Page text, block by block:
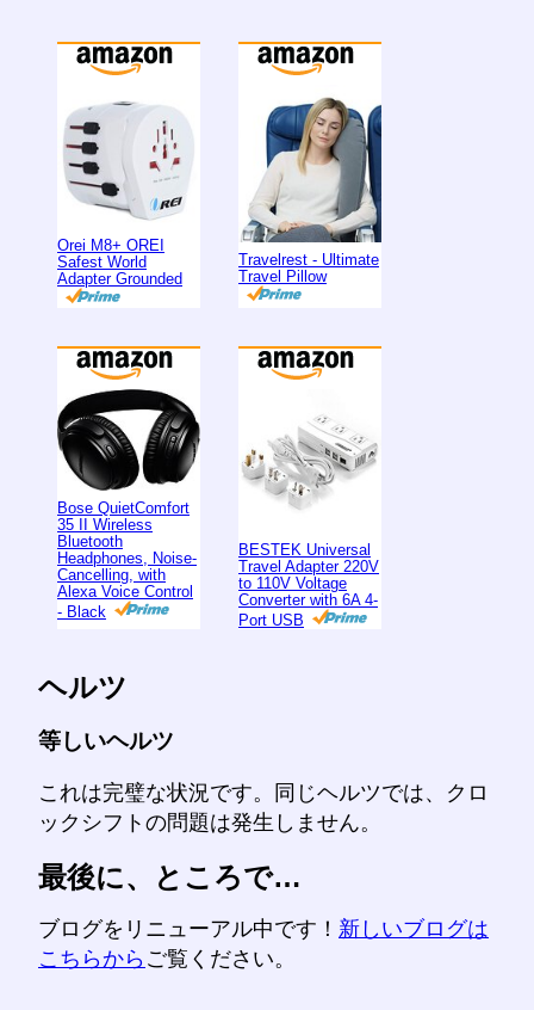
Orei M8+ OREI
Safest World
Adapter Grounded
Travelrest - Ultimate
Travel Pillow
Bose QuietComfort
35 II Wireless
Bluetooth
Headphones, Noise-
Cancelling, with
Alexa Voice Control
- Black
BESTEK Universal
Travel Adapter 220V
to 110V Voltage
Converter with 6A 4-
Port USB
ヘルツ
等しいヘルツ
これは完璧な状況です。同じヘルツでは、クロ
ックシフトの問題は発生しません。
最後に、ところで…
ブログをリニューアル中です！ 新しいブログは
こちらから ご覧ください。